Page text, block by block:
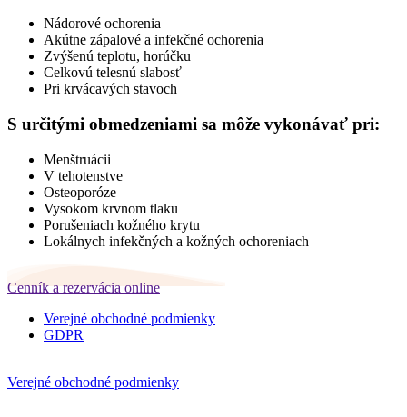
Nádorové ochorenia
Akútne zápalové a infekčné ochorenia
Zvýšenú teplotu, horúčku
Celkovú telesnú slabosť
Pri krvácavých stavoch
S určitými obmedzeniami sa môže vykonávať pri:
Menštruácii
V tehotenstve
Osteoporóze
Vysokom krvnom tlaku
Porušeniach kožného krytu
Lokálnych infekčných a kožných ochoreniach
Cenník a rezervácia online
Verejné obchodné podmienky
GDPR
Verejné obchodné podmienky